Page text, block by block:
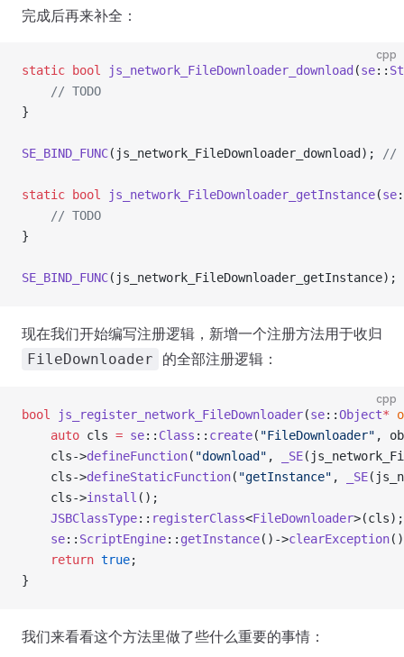
完成后再来补全：
cpp
static bool js_network_FileDownloader_download (se::
    // TODO
}
SE_BIND_FUNC(js_network_FileDownloader_download); //
static bool js_network_FileDownloader_getInstance(se
    // TODO
}
SE_BIND_FUNC(js_network_FileDownloader_getInstance);
现在我们开始编写注册逻辑，新增一个注册方法用于收归
FileDownloader 的全部注册逻辑：
cpp
bool js_register_network_FileDownloader(se::Object*
    auto
cls = se:: Class :: create( "FileDownloader" ,
    cls->
defineFunction( "download" , _SE
    cls->
defineStaticFunction( "getInstance" , _SE
    cls->
install ();
    JSBClassType
:: registerClass<FileDownloader>(cls);
    se
:: ScriptEngine:: getInstance()->clearException
    return
true;
}
我们来看看这个方法里做了些什么重要的事情：